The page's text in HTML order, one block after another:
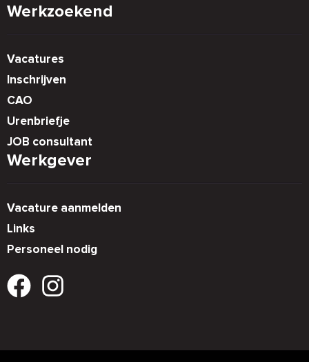
Werkzoekend
Vacatures
Inschrijven
CAO
Urenbriefje
JOB consultant
Werkgever
Vacature aanmelden
Links
Personeel nodig